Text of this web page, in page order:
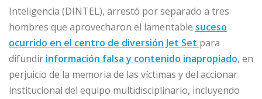
o
o
k
n p
p
g
e
r
ti
r
Inteligencia (DINTEL), arrestó por separado a tres
hombres que aprovecharon el lamentable suceso
ocurrido en el centro de diversión Jet Set para
difundir información falsa y contenido inapropiado, en
perjuicio de la memoria de las víctimas y del accionar
institucional del equipo multidisciplinario, incluyendo